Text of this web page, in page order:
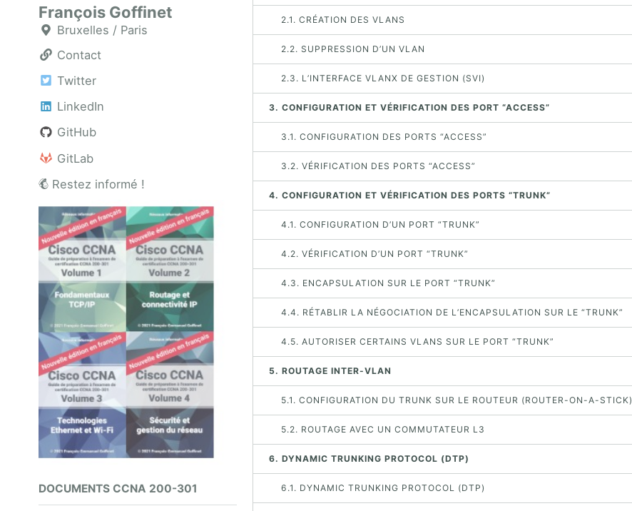
François Goffinet
Bruxelles / Paris
Contact
Twitter
LinkedIn
GitHub
GitLab
Restez informé !
DOCUMENTS CCNA 200-301
2.1. CRÉATION DES VLANS
2.2. SUPPRESSION D’UN VLAN
2.3. L’INTERFACE VLANX DE GESTION (SVI)
3. CONFIGURATION ET VÉRIFICATION DES PORT “ACCESS”
3.1. CONFIGURATION DES PORTS “ACCESS”
3.2. VÉRIFICATION DES PORTS “ACCESS”
4. CONFIGURATION ET VÉRIFICATION DES PORTS “TRUNK”
4.1. CONFIGURATION D’UN PORT “TRUNK”
4.2. VÉRIFICATION D’UN PORT “TRUNK”
4.3. ENCAPSULATION SUR LE PORT “TRUNK”
4.4. RÉTABLIR LA NÉGOCIATION DE L’ENCAPSULATION SUR LE “TRUNK”
4.5. AUTORISER CERTAINS VLANS SUR LE PORT “TRUNK”
5. ROUTAGE INTER-VLAN
5.1. CONFIGURATION DU TRUNK SUR LE ROUTEUR (ROUTER-ON-A-STICK)
5.2. ROUTAGE AVEC UN COMMUTATEUR L3
6. DYNAMIC TRUNKING PROTOCOL (DTP)
6.1. DYNAMIC TRUNKING PROTOCOL (DTP)